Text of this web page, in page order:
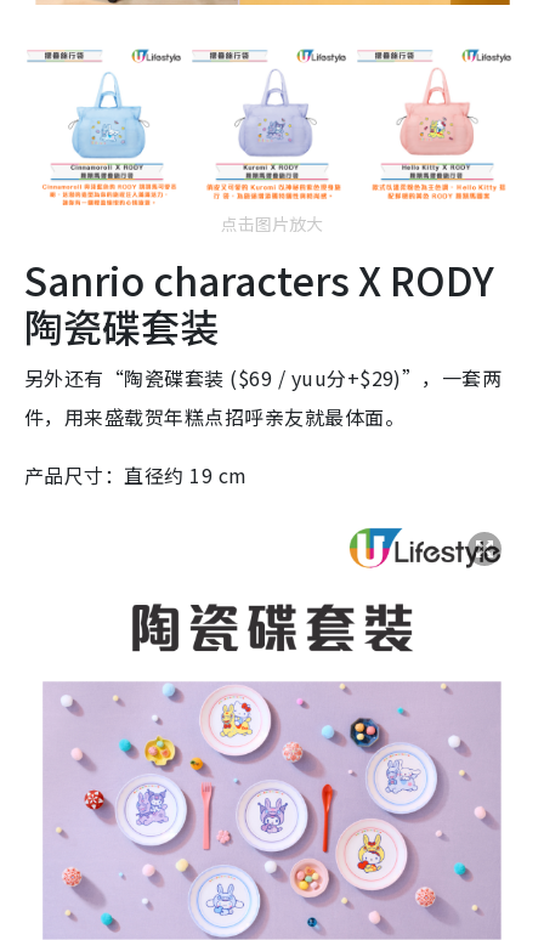
点击图片放大
Sanrio characters X RODY
陶瓷碟套装
另外还有“陶瓷碟套装 ($69 / yuu分+$29)”，一套两
件，用来盛载贺年糕点招呼亲友就最体面。
产品尺寸：直径约 19 cm